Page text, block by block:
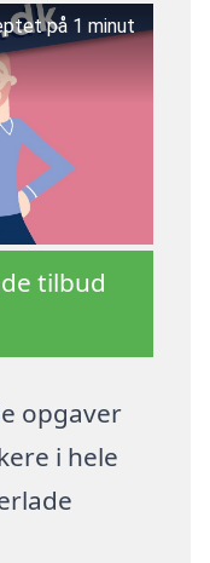
på 1 minut
tilbud
opgaver
i hele